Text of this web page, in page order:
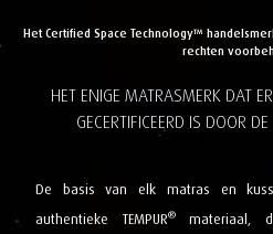
Het Certified Space Technology™
rechten
HET ENIGE MATRASMERK DAT
GECERTIFICEERD IS DOOR
De basis van elk matras en
authentieke TEMPUR®materiaal,